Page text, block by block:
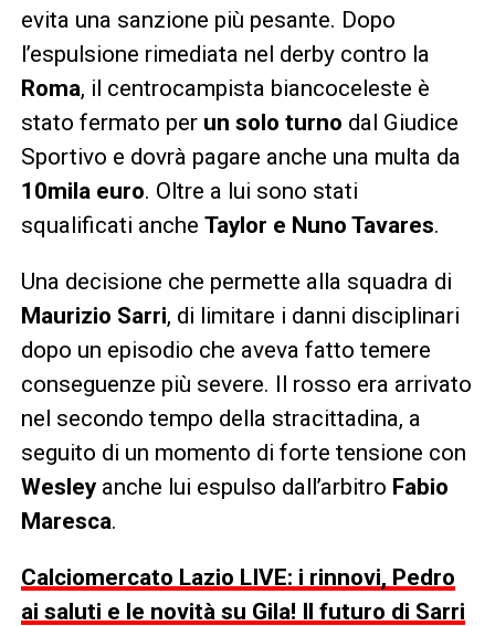
evita una sanzione più pesante. Dopo
l’espulsione rimediata nel derby contro la
Roma, il centrocampista biancoceleste è
stato fermato per un solo turno dal Giudice
Sportivo e dovrà pagare anche una multa da
10mila euro. Oltre a lui sono stati
squalificati anche Taylor e Nuno Tavares.
Una decisione che permette alla squadra di
Maurizio Sarri, di limitare i danni disciplinari
dopo un episodio che aveva fatto temere
conseguenze più severe. Il rosso era arrivato
nel secondo tempo della stracittadina, a
seguito di un momento di forte tensione con
Wesleyanche lui espulso dall’arbitro Fabio
Maresca.
Calciomercato Lazio LIVE: i rinnovi, Pedro
ai saluti e le novità su Gila! Il futuro di Sarri